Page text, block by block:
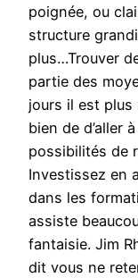
poignée, ou
structure
plus…Trouver
partie des
jours il est
bien de d’aller
possibilités de
Investissez en
dans les
assiste
fantaisie. Jim
dit vous ne